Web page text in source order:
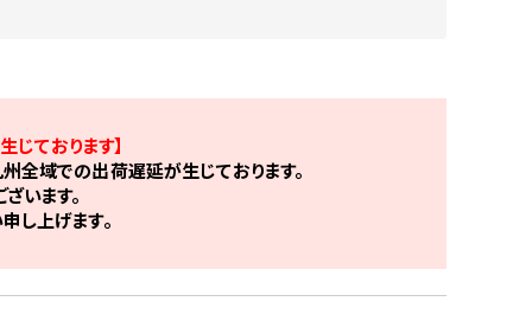
ております】
全域での出荷遅延が生じております。
います。
し上げます。